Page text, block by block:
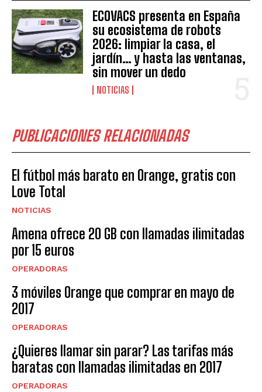
ECOVACS presenta en España
su ecosistema de robots
2026: limpiar la casa, el
jardín… y hasta las ventanas,
sin mover un dedo
NOTICIAS
PUBLICACIONES RELACIONADAS
El fútbol más barato en Orange, gratis con
Love Total
NOTICIAS
Amena ofrece 20 GB con llamadas ilimitadas
por 15 euros
OPERADORAS
3 móviles Orange que comprar en mayo de
2017
OPERADORAS
¿Quieres llamar sin parar? Las tarifas más
baratas con llamadas ilimitadas en 2017
OPERADORAS